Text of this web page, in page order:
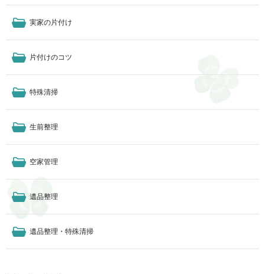
実家の片付け
片付けのコツ
特殊清掃
生前整理
空家管理
遺品整理
遺品整理・特殊清掃